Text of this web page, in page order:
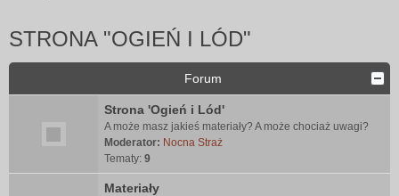
STRONA "OGIEŃ I LÓD"
Forum
Strona 'Ogień i Lód'
A może masz jakieś materiały? A może chociaż uwagi?
Moderator: Nocna Straż
Tematy: 9
Materiały